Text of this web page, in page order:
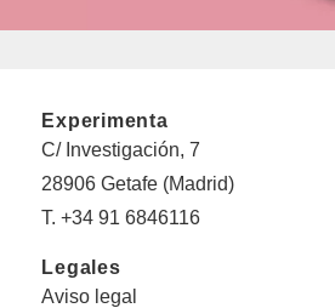
Experimenta
C/ Investigación, 7
28906 Getafe (Madrid)
T. +34 91 6846116
Legales
Aviso legal